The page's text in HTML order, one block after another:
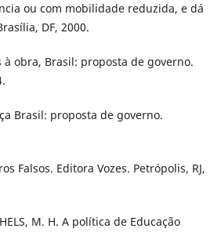
ou com mobilidade reduzida, e dá
DF, 2000.
à obra, Brasil: proposta de governo.
Brasil: proposta de governo.
Falsos. Editora Vozes. Petrópolis, RJ,
M. H. A política de Educação